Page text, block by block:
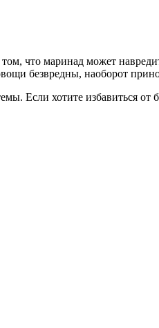
что маринад может
безвредны, наоборот
Если хотите избавиться